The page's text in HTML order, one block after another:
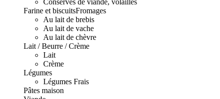
Conserves de viande, volailles
Farine et biscuitsFromages
Au lait de brebis
Au lait de vache
Au lait de chèvre
Lait / Beurre / Crème
Lait
Crème
Légumes
Légumes Frais
Pâtes maison